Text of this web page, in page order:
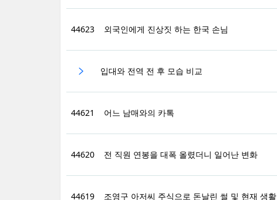
44623 외국인에게 진상짓 하는 한국 손님
입대와 전역 전 후 모습 비교
44621 어느 남매와의 카톡
44620 전 직원 연봉을 대폭 올렸더니 일어난 변화
44619 조영구 아저씨 주식으로 돈날린 썰 및 현재 생활